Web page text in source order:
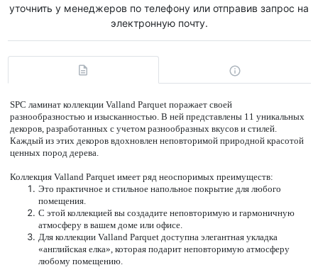
уточнить у менеджеров по телефону или отправив запрос на
электронную почту.
SPC ламинат коллекции Valland Parquet поражает своей
разнообразностью и изысканностью. В ней представлены 11 уникальных
декоров, разработанных с учетом разнообразных вкусов и стилей.
Каждый из этих декоров вдохновлен неповторимой природной красотой
ценных пород дерева.
Коллекция Valland Parquet имеет ряд неоспоримых преимуществ:
Это практичное и стильное напольное покрытие для любого
помещения.
С этой коллекцией вы создадите неповторимую и гармоничную
атмосферу в вашем доме или офисе.
Для коллекции Valland Parquet доступна элегантная укладка
«английская елка», которая подарит неповторимую атмосферу
любому помещению.